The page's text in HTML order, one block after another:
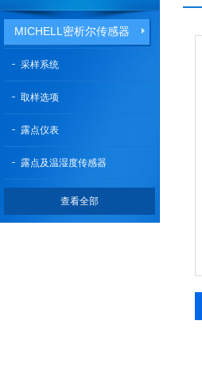
MICHELL密析尔传感器
采样系统
取样选项
露点仪表
露点及温湿度传感器
查看全部